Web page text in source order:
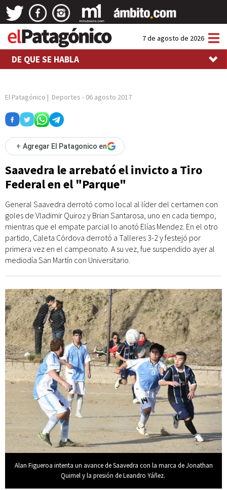
7 de agosto de 2026
DE QUE SE HABLA
El Patagónico | Deportes - 06 agosto 2017
+ Agregar El Patagonico en
Saavedra le arrebató el invicto a Tiro
Federal en el "Parque"
General Saavedra derrotó como local al líder del certamen con
goles de Vladimir Quiroz y Brian Santarosa, uno en cada tiempo,
mientras que el empate parcial lo anotó Elías Mendez. En el otro
partido, Caleta Córdova derrotó a Talleres 3-2 y festejó por
primera vez en el campeonato. A su vez, fue suspendido ayer al
mediodía San Martín con Universitario.
Alan Figueroa intenta un avance de Saavedra con la marca de Jonathan
Quimel y la presión de Leandro Yáñez.